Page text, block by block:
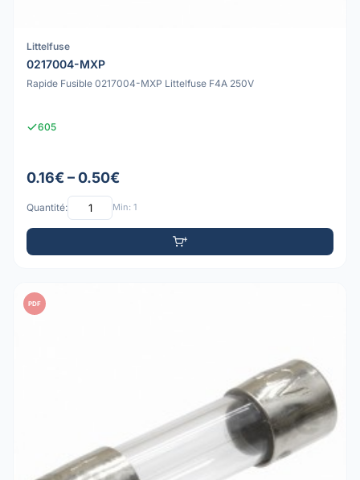
Littelfuse
0217004-MXP
Rapide Fusible 0217004-MXP Littelfuse F4A 250V
605
0.16€ – 0.50€
Quantité: Min: 1
PDF